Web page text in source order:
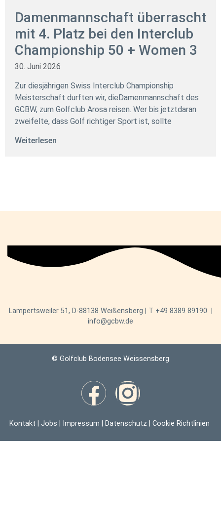
Damenmannschaft überrascht
mit 4. Platz bei den Interclub
Championship 50 + Women 3
30. Juni 2026
Zur diesjährigen Swiss Interclub Championship
Meisterschaft durften wir, dieDamenmannschaft des
GCBW, zum Golfclub Arosa reisen. Wer bis jetztdaran
zweifelte, dass Golf richtiger Sport ist, sollte
Weiterlesen
Lampertsweiler 51, D-88138 Weißensberg | T +49 8389 89190
info@gcbw.de
© Golfclub Bodensee Weissensberg
Kontakt Jobs Impressum Datenschutz Cookie Richtlinien